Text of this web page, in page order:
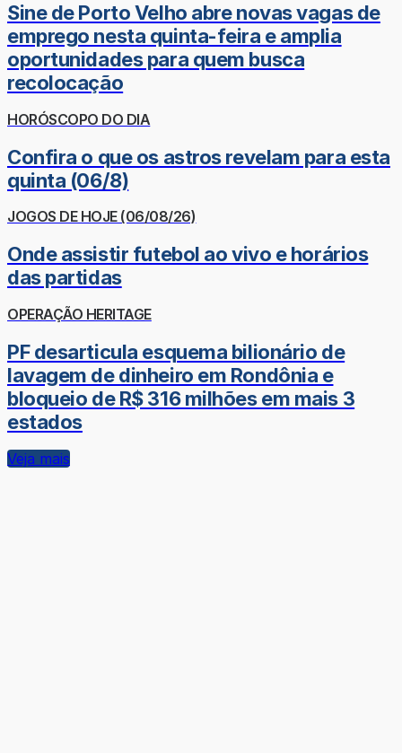
Sine de Porto Velho abre novas vagas de
emprego nesta quinta-feira e amplia
oportunidades para quem busca
recolocação
HORÓSCOPO DO DIA
Confira o que os astros revelam para esta
quinta (06/8)
JOGOS DE HOJE (06/08/26)
Onde assistir futebol ao vivo e horários
das partidas
OPERAÇÃO HERITAGE
PF desarticula esquema bilionário de
lavagem de dinheiro em Rondônia e
bloqueio de R$ 316 milhões em mais 3
estados
Veja mais